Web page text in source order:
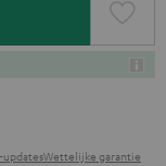
Wettelijke garantie